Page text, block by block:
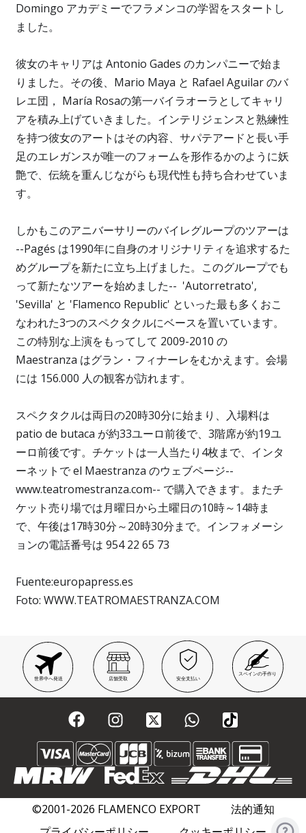
Domingo アカデミーでフラメンコの学習をスタートし
ました。
彼女のキャリアは Antonio Gades のカンパニーで始ま
りました。その後、Mario Maya と Rafael Aguilar のバ
レエ団， María Rosaの第一バイラオーラとしてキャリ
アを積み上げていきました。インテリジェンスと熟練性
を持つ彼女のアートはその内容、サパテアードと長い手
足のエレガンスが唯一のフォームを形作るかのように妖
艶で、伝統を重んじながらも現代性も持ち合わせていま
す。
しかもこのアニバーサリーのバイレグループのツアーは
--Pagés は1990年に自身のオリジナリティを追求するた
めグループを新たに立ち上げました。このグループでも
って新たなツアーを始めました-- 'Autorretrato',
'Sevilla' と 'Flamenco Republic' といった最も多くおこ
なわれた3つのスペクタクルにベースを置いています。
この特別な上演をもってして 2009-2010 の
Maestranza はグラン・フィナーレをむかえます。会場
には 156.000 人の観客が訪れます。
スペクタクルは両日の20時30分に始まり、入場料は
patio de butaca が約33ユーロ前後で、3階席が約19ユ
ーロ前後です。チケットは一人当たり4枚まで、インタ
ーネットで el Maestranza のウェブページ--
www.teatromestranza.com-- で購入できます。またチ
ケット売り場では月曜日から土曜日の10時～14時ま
で、午後は17時30分～20時30分まで。インフォメーシ
ョンの電話番号は 954 22 65 73
Fuente:europapress.es
Foto: WWW.TEATROMAESTRANZA.COM
世界中へ発送 店舗受取 安全支払い
スペインの手作り
©2001-2026 FLAMENCO EXPORT
法的通知